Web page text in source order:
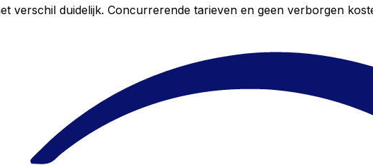
verschil duidelijk. Concurrerende tarieven en geen verborgen